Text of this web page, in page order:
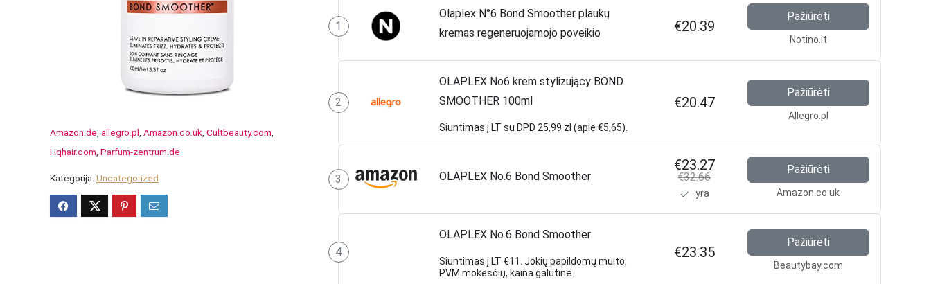
Amazon.de, allegro.pl, Amazon.co.uk, Cultbeauty.com,
Hqhair.com, Parfum-zentrum.de
Kategorija: Uncategorized
1
Olaplex N°6 Bond Smoother plaukų
kremas regeneruojamojo poveikio
€20.39
Pažiūrėti
Notino.lt
2
OLAPLEX No6 krem stylizujący BOND
SMOOTHER 100ml
Siuntimas į LT su DPD 25,99 zł (apie €5,65).
€20.47
Pažiūrėti
Allegro.pl
3 OLAPLEX No.6 Bond Smoother
€23.27
€32.66
yra
Pažiūrėti
Amazon.co.uk
4
OLAPLEX No.6 Bond Smoother
Siuntimas į LT €11. Jokių papildomų muito,
PVM mokesčių, kaina galutinė.
€23.35
Pažiūrėti
Beautybay.com